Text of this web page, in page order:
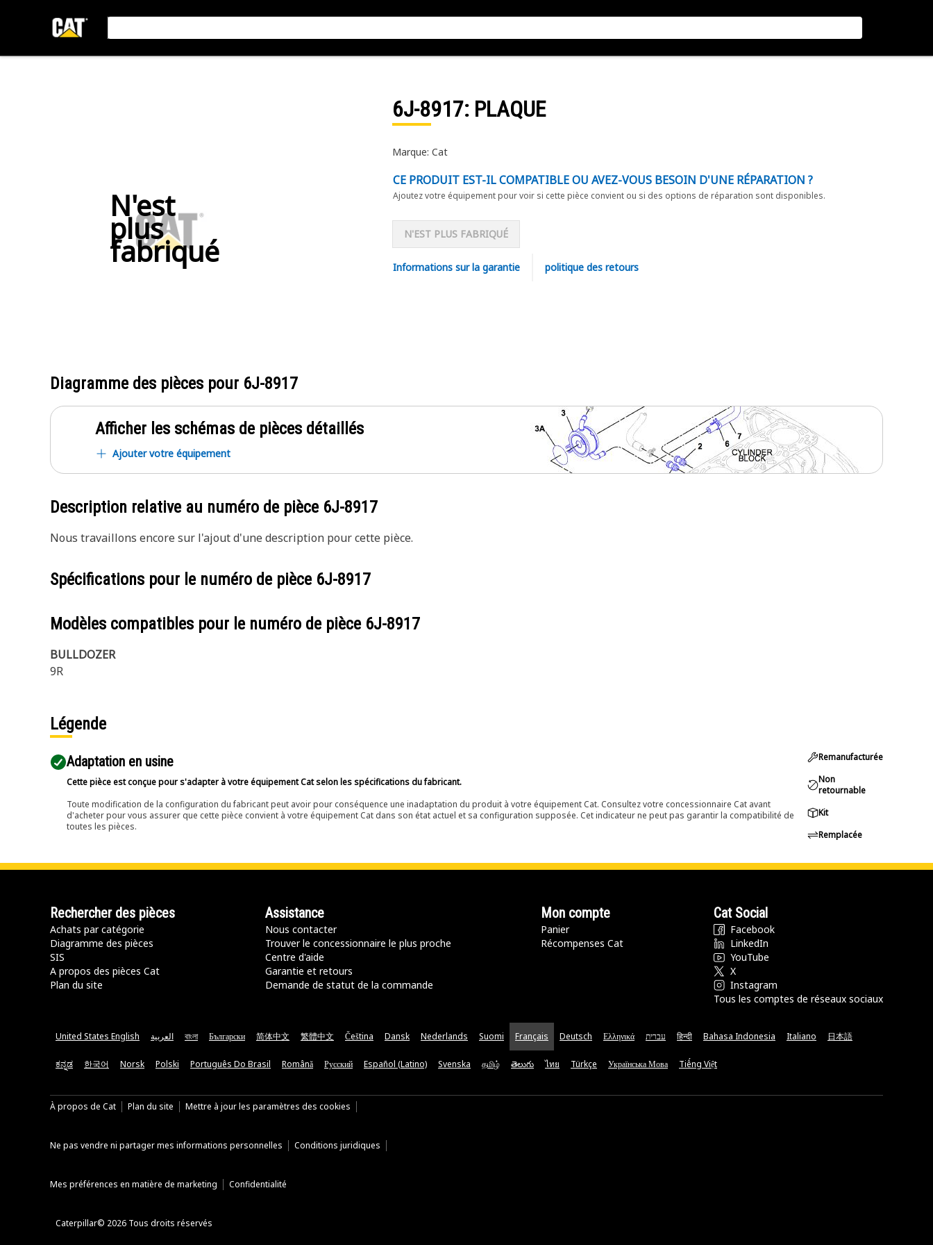
N'est
plus
fabriqué
6J-8917: PLAQUE
Marque: Cat
CE PRODUIT EST-IL COMPATIBLE OU AVEZ-VOUS BESOIN D'UNE RÉPARATION ?
Ajoutez votre équipement pour voir si cette pièce convient ou si des options de réparation sont disponibles.
N'EST PLUS FABRIQUÉ
Informations sur la garantie politique des retours
Diagramme des pièces pour 6J-8917
Afficher les schémas de pièces détaillés
Ajouter votre équipement
Description relative au numéro de pièce 6J-8917
Nous travaillons encore sur l'ajout d'une description pour cette pièce.
Spécifications pour le numéro de pièce 6J-8917
Modèles compatibles pour le numéro de pièce 6J-8917
BULLDOZER
9R
Légende
Adaptation en usine
Cette pièce est conçue pour s'adapter à votre équipement Cat selon les spécifications du fabricant.
Toute modification de la configuration du fabricant peut avoir pour conséquence une inadaptation du produit à votre équipement Cat. Consultez votre concessionnaire Cat avant
d'acheter pour vous assurer que cette pièce convient à votre équipement Cat dans son état actuel et sa configuration supposée. Cet indicateur ne peut pas garantir la compatibilité de
toutes les pièces.
Remanufacturée
Non
retournable
Kit
Remplacée
Rechercher des pièces
Achats par catégorie
Diagramme des pièces
SIS
A propos des pièces Cat
Plan du site
Assistance
Nous contacter
Trouver le concessionnaire le plus proche
Centre d'aide
Garantie et retours
Demande de statut de la commande
Mon compte
Panier
Récompenses Cat
Cat Social
Facebook
LinkedIn
YouTube
X
Instagram
Tous les comptes de réseaux sociaux
United States English العربية বাংলা Български 简体中文 繁體中文 Čeština Dansk Nederlands Suomi Français Deutsch Ελληνικά עברית हिन्दी Bahasa Indonesia Italiano 日本語
ಕನ್ನಡ 한국어 Norsk Polski Português Do Brasil Română Русский Español (Latino) Svenska தமிழ் తెలుగు ไทย Türkçe Українська Мова Tiếng Việt
À propos de Cat Plan du site Mettre à jour les paramètres des cookies
Ne pas vendre ni partager mes informations personnelles Conditions juridiques
Mes préférences en matière de marketing Confidentialité
Caterpillar© 2026 Tous droits réservés